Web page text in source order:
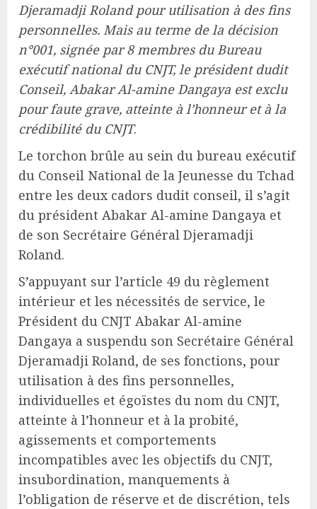
Djeramadji Roland pour utilisation à des fins
personnelles. Mais au terme de la décision
n°001, signée par 8 membres du Bureau
exécutif national du CNJT, le président dudit
Conseil, Abakar Al-amine Dangaya est exclu
pour faute grave, atteinte à l’honneur et à la
crédibilité du CNJT.
Le torchon brûle au sein du bureau exécutif
du Conseil National de la Jeunesse du Tchad
entre les deux cadors dudit conseil, il s’agit
du président Abakar Al-amine Dangaya et
de son Secrétaire Général Djeramadji
Roland.
S’appuyant sur l’article 49 du règlement
intérieur et les nécessités de service, le
Président du CNJT Abakar Al-amine
Dangaya a suspendu son Secrétaire Général
Djeramadji Roland, de ses fonctions, pour
utilisation à des fins personnelles,
individuelles et égoïstes du nom du CNJT,
atteinte à l’honneur et à la probité,
agissements et comportements
incompatibles avec les objectifs du CNJT,
insubordination, manquements à
l’obligation de réserve et de discrétion, tels